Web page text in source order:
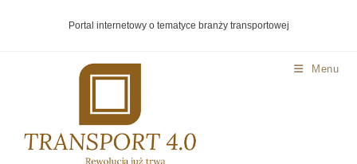
Portal internetowy o tematyce branży transportowej
Menu